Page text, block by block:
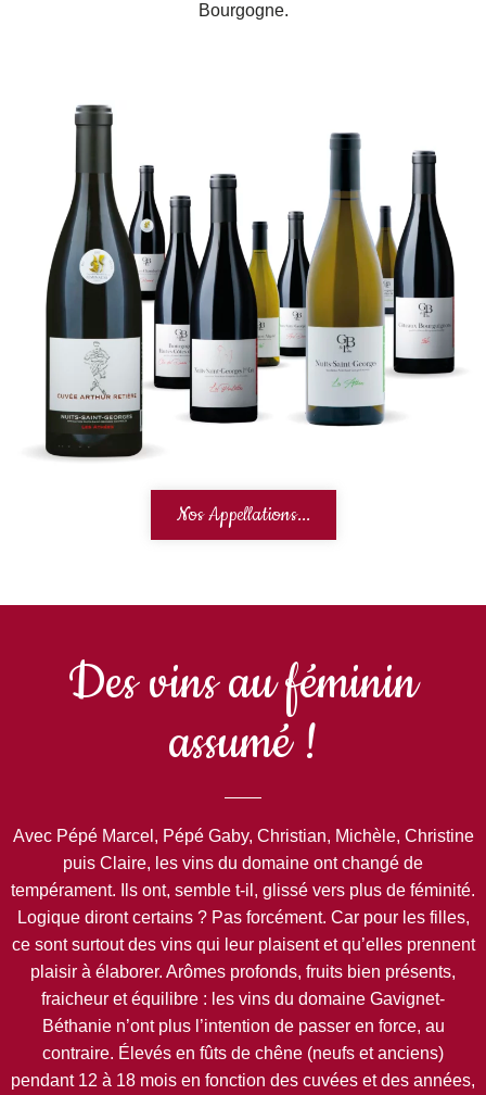
Bourgogne.
Nos Appellations...
Des vins au féminin
assumé !
Avec Pépé Marcel, Pépé Gaby, Christian, Michèle, Christine
puis Claire, les vins du domaine ont changé de
tempérament. Ils ont, semble t-il, glissé vers plus de féminité.
Logique diront certains ? Pas forcément. Car pour les filles,
ce sont surtout des vins qui leur plaisent et qu’elles prennent
plaisir à élaborer. Arômes profonds, fruits bien présents,
fraicheur et équilibre : les vins du domaine Gavignet-
Béthanie n’ont plus l’intention de passer en force, au
contraire. Élevés en fûts de chêne (neufs et anciens)
pendant 12 à 18 mois en fonction des cuvées et des années,